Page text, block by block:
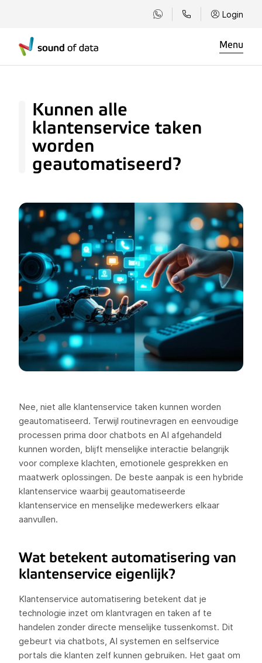
Login
Menu
Kunnen alle
klantenservice taken
worden
geautomatiseerd?
Nee, niet alle klantenservice taken kunnen worden
geautomatiseerd. Terwijl routinevragen en eenvoudige
processen prima door chatbots en AI afgehandeld
kunnen worden, blijft menselijke interactie belangrijk
voor complexe klachten, emotionele gesprekken en
maatwerk oplossingen. De beste aanpak is een hybride
klantenservice waarbij geautomatiseerde
klantenservice en menselijke medewerkers elkaar
aanvullen.
Wat betekent automatisering van
klantenservice eigenlijk?
Klantenservice automatisering betekent dat je
technologie inzet om klantvragen en taken af te
handelen zonder directe menselijke tussenkomst. Dit
gebeurt via chatbots, AI systemen en selfservice
portals die klanten zelf kunnen gebruiken. Het gaat om